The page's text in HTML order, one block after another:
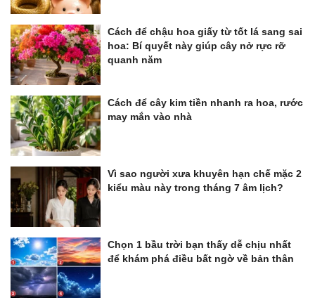
Cách để chậu hoa giấy từ tốt lá sang sai
hoa: Bí quyết này giúp cây nở rực rỡ
quanh năm
Cách để cây kim tiền nhanh ra hoa, rước
may mắn vào nhà
Vì sao người xưa khuyên hạn chế mặc 2
kiểu màu này trong tháng 7 âm lịch?
Chọn 1 bầu trời bạn thấy dễ chịu nhất
để khám phá điều bất ngờ về bản thân